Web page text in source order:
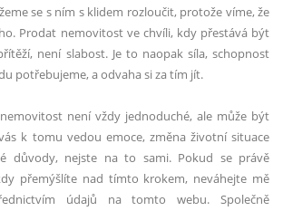
se s ním s klidem rozloučit, protože víme, že
Prodat nemovitost ve chvíli, kdy přestává být
není slabost. Je to naopak síla, schopnost
potřebujeme, a odvaha si za tím jít.
není vždy jednoduché, ale může být
k tomu vedou emoce, změna životní situace
důvody, nejste na to sami. Pokud se právě
přemýšlíte nad tímto krokem, neváhejte mě
údajů na tomto webu. Společně